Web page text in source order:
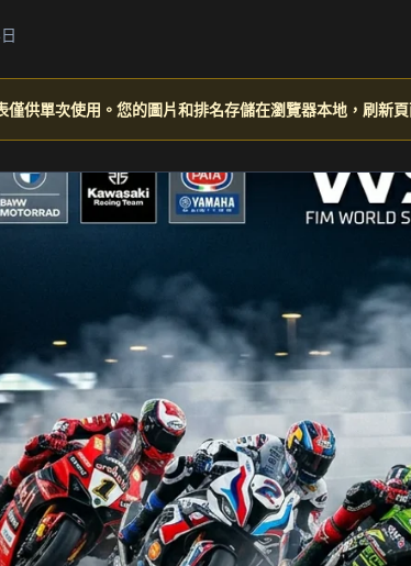
僅供單次使用。您的圖片和排名存儲在瀏覽器本地，刷新頁